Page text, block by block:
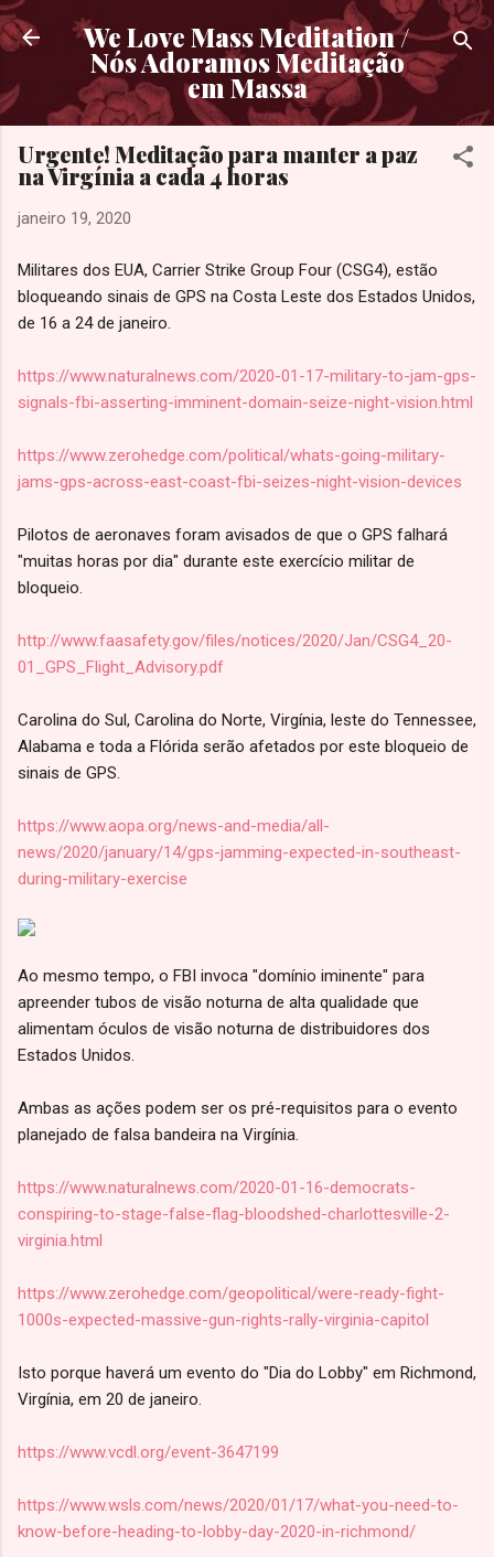
Pular para o conteúdo principal
We Love Mass Meditation /
Nós Adoramos Meditação
em Massa
Urgente! Meditação para manter a paz
na Virgínia a cada 4 horas
janeiro 19, 2020
Militares dos EUA, Carrier Strike Group Four (CSG4), estão
bloqueando sinais de GPS na Costa Leste dos Estados Unidos,
de 16 a 24 de janeiro.
https://www.naturalnews.com/2020-01-17-military-to-jam-gps-
signals-fbi-asserting-imminent-domain-seize-night-vision.html
https://www.zerohedge.com/political/whats-going-military-
jams-gps-across-east-coast-fbi-seizes-night-vision-devices
Pilotos de aeronaves foram avisados de que o GPS falhará
"muitas horas por dia" durante este exercício militar de
bloqueio.
http://www.faasafety.gov/files/notices/2020/Jan/CSG4_20-
01_GPS_Flight_Advisory.pdf
Carolina do Sul, Carolina do Norte, Virgínia, leste do Tennessee,
Alabama e toda a Flórida serão afetados por este bloqueio de
sinais de GPS.
https://www.aopa.org/news-and-media/all-
news/2020/january/14/gps-jamming-expected-in-southeast-
during-military-exercise
Ao mesmo tempo, o FBI invoca "domínio iminente" para
apreender tubos de visão noturna de alta qualidade que
alimentam óculos de visão noturna de distribuidores dos
Estados Unidos.
Ambas as ações podem ser os pré-requisitos para o evento
planejado de falsa bandeira na Virgínia.
https://www.naturalnews.com/2020-01-16-democrats-
conspiring-to-stage-false-flag-bloodshed-charlottesville-2-
virginia.html
https://www.zerohedge.com/geopolitical/were-ready-fight-
1000s-expected-massive-gun-rights-rally-virginia-capitol
Isto porque haverá um evento do "Dia do Lobby" em Richmond,
Virgínia, em 20 de janeiro.
https://www.vcdl.org/event-3647199
https://www.wsls.com/news/2020/01/17/what-you-need-to-
know-before-heading-to-lobby-day-2020-in-richmond/